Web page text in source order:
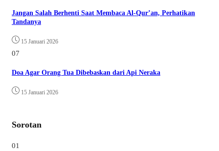
Jangan Salah Berhenti Saat Membaca Al-Qur’an, Perhatikan
Tandanya
15 Januari 2026
07
Doa Agar Orang Tua Dibebaskan dari Api Neraka
15 Januari 2026
Sorotan
01